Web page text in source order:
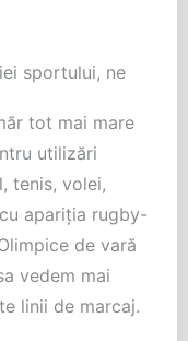
sportului, ne
tot mai mare
utilizări
tenis, volei,
apariția rugby-
de vară
vedem mai
linii de marcaj.